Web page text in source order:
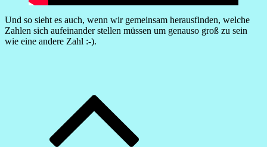
Und so sieht es auch, wenn wir gemeinsam herausfinden, welche
Zahlen sich aufeinander stellen müssen um genauso groß zu sein
wie eine andere Zahl :-).